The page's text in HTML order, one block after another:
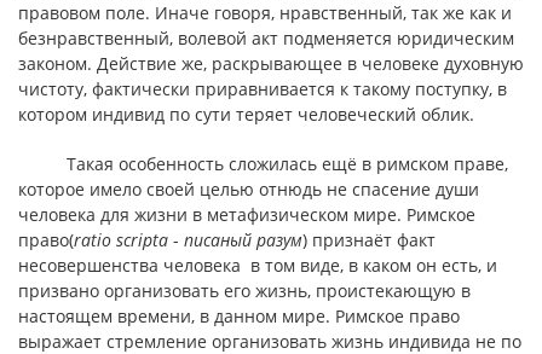
правовом поле. Иначе говоря, нравственный, так же как и
безнравственный, волевой акт подменяется юридическим
законом. Действие же, раскрывающее в человеке духовную
чистоту, фактически приравнивается к такому поступку, в
котором индивид по сути теряет человеческий облик.
Такая особенность сложилась ещё в римском праве,
которое имело своей целью отнюдь не спасение души
человека для жизни в метафизическом мире. Римское
право(ratio scripta - писаный разум) признаёт факт
несовершенства человека в том виде, в каком он есть, и
призвано организовать его жизнь, проистекающую в
настоящем времени, в данном мире. Римское право
выражает стремление организовать жизнь индивида не по